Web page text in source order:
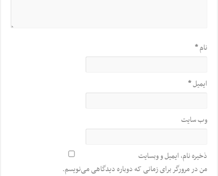
نام*
ایمیل*
وب‌ سایت
ذخیره نام، ایمیل و وبسایت
من در مرورگر برای زمانی که دوباره دیدگاهی می‌نویسم.